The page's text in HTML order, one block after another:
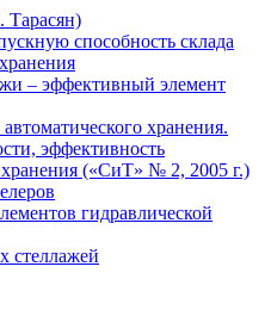
Тарасян)
способность склада
– эффективный элемент
хранения.
эффективность
(«СиТ» № 2, 2005 г.)
гидравлической
стеллажей